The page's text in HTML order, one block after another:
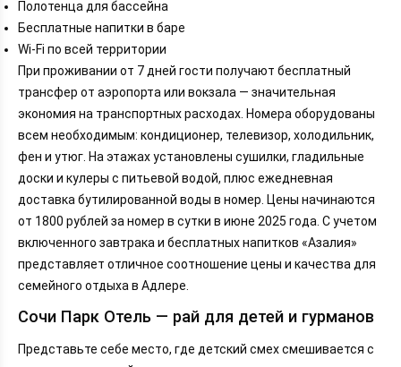
Полотенца для бассейна
Бесплатные напитки в баре
Wi-Fi по всей территории
При проживании от 7 дней гости получают бесплатный
трансфер от аэропорта или вокзала — значительная
экономия на транспортных расходах. Номера оборудованы
всем необходимым: кондиционер, телевизор, холодильник,
фен и утюг. На этажах установлены сушилки, гладильные
доски и кулеры с питьевой водой, плюс ежедневная
доставка бутилированной воды в номер. Цены начинаются
от 1800 рублей за номер в сутки в июне 2025 года. С учетом
включенного завтрака и бесплатных напитков «Азалия»
представляет отличное соотношение цены и качества для
семейного отдыха в Адлере.
Сочи Парк Отель — рай для детей и гурманов
Представьте себе место, где детский смех смешивается с